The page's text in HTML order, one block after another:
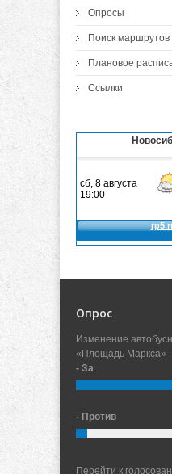
Опросы
Поиск маршрутов
Плановое
Ссылки
Опрос
Изменение
«Площадь Маркса»
- За
- Против
Перейти к